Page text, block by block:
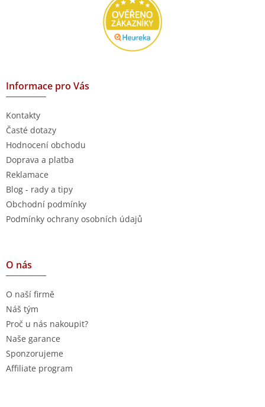
Informace pro Vás
Kontakty
Časté dotazy
Hodnocení obchodu
Doprava a platba
Reklamace
Blog - rady a tipy
Obchodní podmínky
Podmínky ochrany osobních údajů
O nás
O naší firmě
Náš tým
Proč u nás nakoupit?
Naše garance
Sponzorujeme
Affiliate program